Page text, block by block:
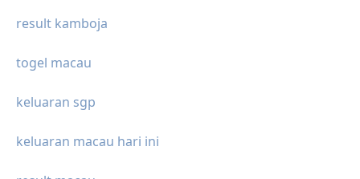
result kamboja
togel macau
keluaran sgp
keluaran macau hari ini